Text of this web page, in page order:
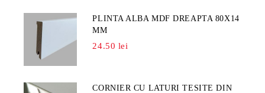
PLINTA ALBA MDF DREAPTA 80X14
MM
24.50 lei
CORNIER CU LATURI TESITE DIN